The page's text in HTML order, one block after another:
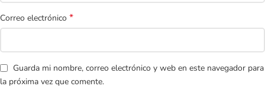
Correo electrónico *
Guarda mi nombre, correo electrónico y web en este navegador para
la próxima vez que comente.